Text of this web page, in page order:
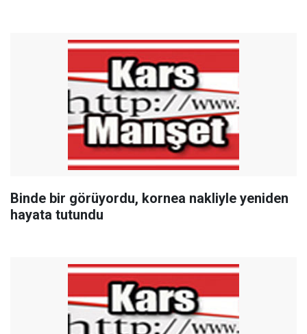
Binde bir görüyordu, kornea nakliyle yeniden
hayata tutundu